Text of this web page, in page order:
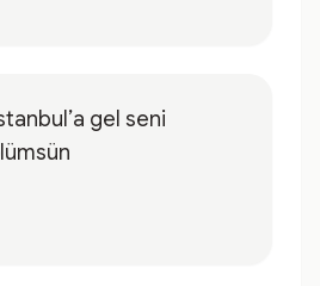
gel seni